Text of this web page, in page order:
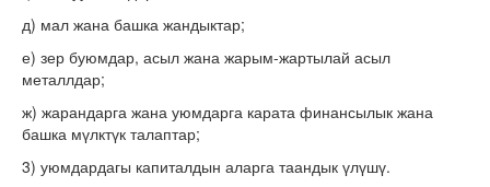
д) мал жана башка жандыктар;
е) зер буюмдар, асыл жана жарым-жартылай асыл
металлдар;
ж) жарандарга жана уюмдарга карата финансылык жана
башка мүлктүк талаптар;
3) уюмдардагы капиталдын аларга таандык үлүшү.